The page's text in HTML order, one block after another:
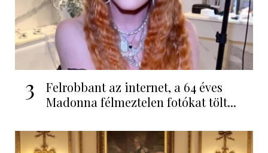
3
Felrobbant az internet, a 64 éves
Madonna félmeztelen fotókat tölt...